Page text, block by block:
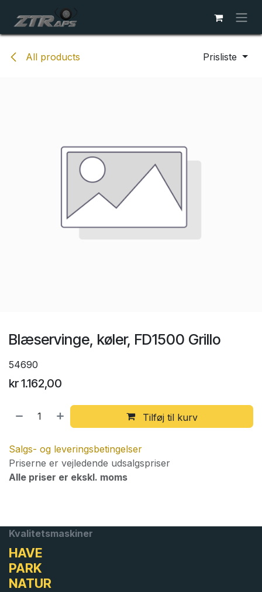
All products Prisliste
Blæservinge, køler, FD1500 Grillo
54690
kr1.162,00
Tilføj til kurv
Salgs- og leveringsbetingelser
Priserne er vejledende udsalgspriser
Alle priser er ekskl. moms
Kvalitetsmaskiner
HAVE
PARK
NATUR